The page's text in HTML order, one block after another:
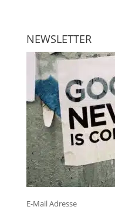
NEWSLETTER
E-Mail Adresse